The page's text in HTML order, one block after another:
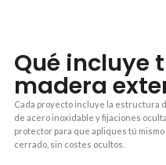
Qué incluye
madera
Cada proyecto incluye la estructura
de acero inoxidable y fijaciones
protector para que apliques tú
cerrado, sin costes ocultos.